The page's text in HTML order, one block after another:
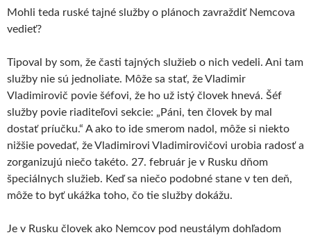
Mohli teda ruské tajné služby o plánoch zavraždiť Nemcova
vedieť?
Tipoval by som, že časti tajných služieb o nich vedeli. Ani tam
služby nie sú jednoliate. Môže sa stať, že Vladimir
Vladimirovič povie šéfovi, že ho už istý človek hnevá. Šéf
služby povie riaditeľovi sekcie: „Páni, ten človek by mal
dostať príučku.“ A ako to ide smerom nadol, môže si niekto
nižšie povedať, že Vladimirovi Vladimirovičovi urobia radosť a
zorganizujú niečo takéto. 27. február je v Rusku dňom
špeciálnych služieb. Keď sa niečo podobné stane v ten deň,
môže to byť ukážka toho, čo tie služby dokážu.
Je v Rusku človek ako Nemcov pod neustálym dohľadom